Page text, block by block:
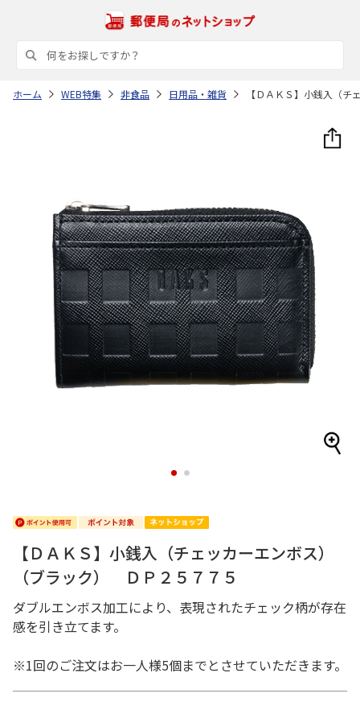
ホーム WEB特集 非食品 日用品・雑貨 【ＤＡＫＳ】小銭入（
1 2
【ＤＡＫＳ】小銭入（チェッカーエンボス）
（ブラック） ＤＰ２５７７５
ダブルエンボス加工により、表現されたチェック柄が存在
感を引き立てます。
※1回のご注文はお一人様5個までとさせていただきます。